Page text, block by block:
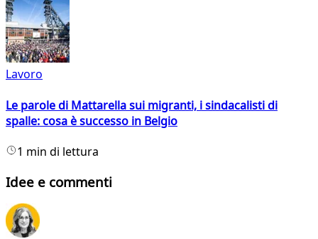
Lavoro
Le parole di Mattarella sui migranti, i sindacalisti di
spalle: cosa è successo in Belgio
1 min di lettura
Idee e commenti